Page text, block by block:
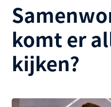
komt er
kijken?